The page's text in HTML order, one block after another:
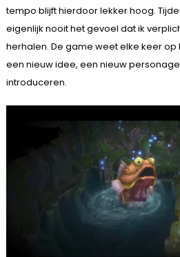
tempo blijft hierdoor lekker hoog.
eigenlijk nooit het gevoel dat ik
herhalen. De game weet elke keer
een nieuw idee, een nieuw
introduceren.